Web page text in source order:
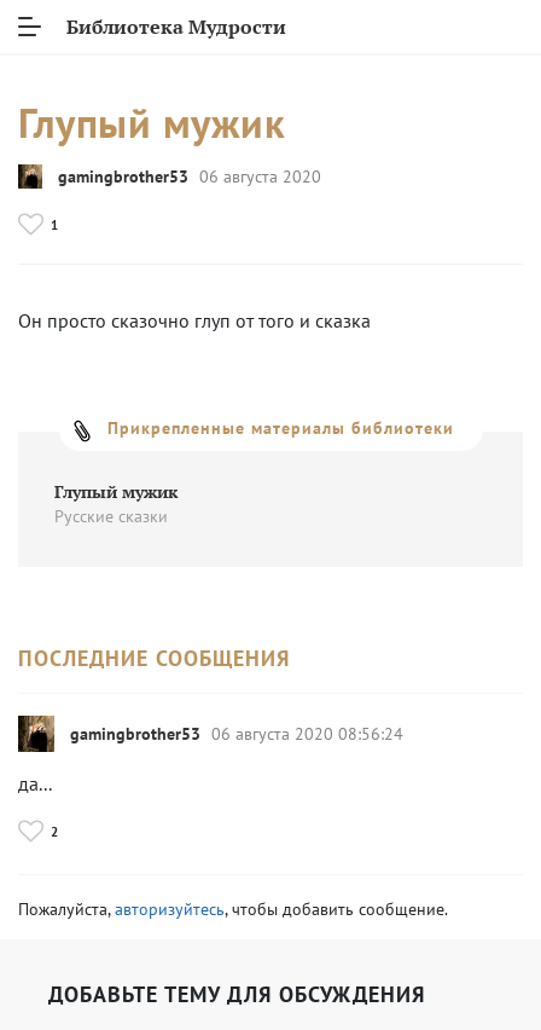
Библиотека Мудрости
Глупый мужик
gamingbrother53 06 августа 2020
1
Он просто сказочно глуп от того и сказка
Прикрепленные материалы библиотеки
Глупый мужик
Русские сказки
ПОСЛЕДНИЕ СООБЩЕНИЯ
gamingbrother53 06 августа 2020 08:56:24
да...
2
Пожалуйста,авторизуйтесь, чтобы добавить сообщение.
ДОБАВЬТЕ ТЕМУ ДЛЯ ОБСУЖДЕНИЯ